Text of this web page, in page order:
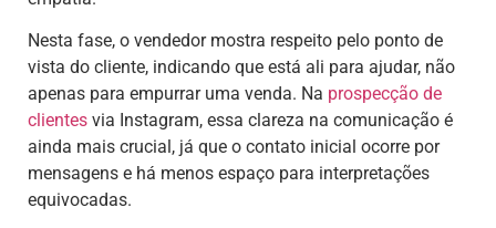
Nesta fase, o vendedor mostra respeito pelo ponto de
vista do cliente, indicando que está ali para ajudar, não
apenas para empurrar uma venda. Na prospecção de
clientes via Instagram, essa clareza na comunicação é
ainda mais crucial, já que o contato inicial ocorre por
mensagens e há menos espaço para interpretações
equivocadas.